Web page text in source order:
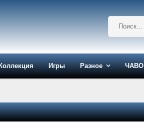
Игры Разное ЧАВО